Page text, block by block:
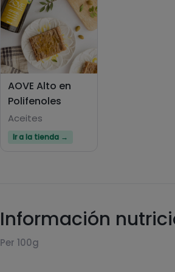
AOVE Alto en
Polifenoles
Aceites
Ir a la tienda →
Información
Per 100g